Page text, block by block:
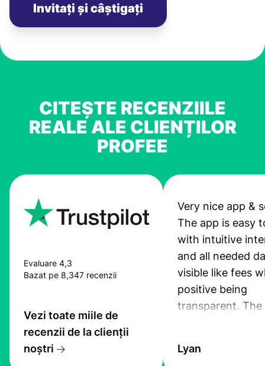
Invitați și câștigați
CITEȘTE RECENZIILE
REALE ALE CLIENȚILOR
PROFEE
Evaluare 4,3
Bazat pe 8,347 recenzii
Vezi toate miile de
recenzii de la clienții
noștri
Very nice app &
The app is easy
with intuitive
and all needed
visible like fees
positive being
transparent. The
the exchange
Lyan